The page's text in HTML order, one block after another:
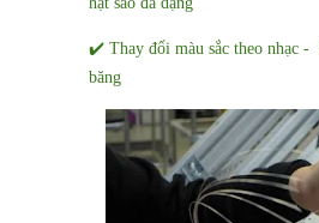
✔️ Thay đổi màu sắc theo nhạc -
băng